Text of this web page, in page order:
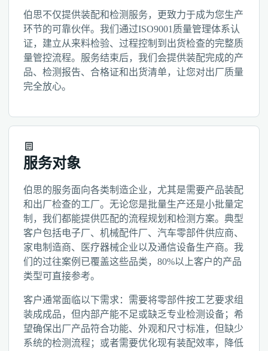
伯思不仅提供装配和检测服务，更致力于成为您生产
环节的可靠伙伴。我们通过ISO9001质量管理体系认
证，建立从来料检验、过程控制到出货检查的完整质
量管控流程。服务结束后，我们会提供装配完成的产
品、检测报告、合格证和出货清单，让您对出厂质量
完全放心。
服务对象
伯思的服务面向各类制造企业，尤其是需要产品装配
和出厂检查的工厂。无论您是批量生产还是小批量定
制，我们都能提供匹配的流程规划和检测方案。典型
客户包括电子厂、机械配件厂、汽车零部件供应商、
家电制造商、医疗器械企业以及通信设备生产商。我
们的过往案例已覆盖这些品类，80%以上客户的产品
类型可直接参考。
客户通常面临以下需求：需要将零部件按工艺要求组
装成成品，但内部产能不足或缺乏专业检测设备；希
望确保出厂产品符合功能、外观和尺寸标准，但缺少
系统的检测流程；或者需要优化现有装配效率，降低